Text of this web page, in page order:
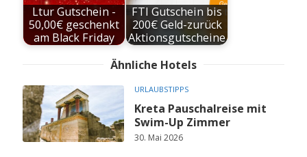
Ltur Gutschein -
50,00€ geschenkt
am Black Friday
FTI Gutschein bis
200€ Geld-zurück
Aktionsgutscheine
Ähnliche Hotels
URLAUBSTIPPS
Kreta Pauschalreise mit
Swim-Up Zimmer
30. Mai 2026